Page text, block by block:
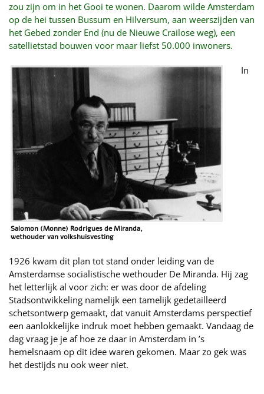
zou zijn om in het Gooi te wonen. Daarom wilde Amsterdam
op de hei tussen Bussum en Hilversum, aan weerszijden van
het Gebed zonder End (nu de Nieuwe Crailose weg), een
satellietstad bouwen voor maar liefst 50.000 inwoners.
Salomon (Monne) Rodrigues de Miranda,
wethouder van volkshuisvesting
In
1926 kwam dit plan tot stand onder leiding van de
Amsterdamse socialistische wethouder De Miranda. Hij zag
het letterlijk al voor zich: er was door de afdeling
Stadsontwikkeling namelijk een tamelijk gedetailleerd
schetsontwerp gemaakt, dat vanuit Amsterdams perspectief
een aanlokkelijke indruk moet hebben gemaakt. Vandaag de
dag vraag je je af hoe ze daar in Amsterdam in ’s
hemelsnaam op dit idee waren gekomen. Maar zo gek was
het destijds nu ook weer niet.